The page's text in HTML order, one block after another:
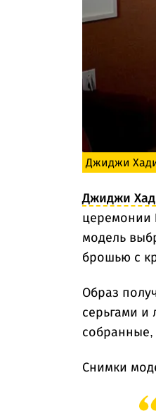
Джиджи
Джиджи
церемонии
модель
брошью с
Образ
серьгами и
Снимки